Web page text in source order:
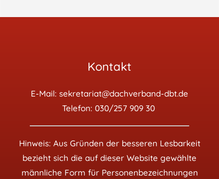
Kontakt
E-Mail: sekretariat@dachverband-dbt.de
Telefon: 030/257 909 30
Hinweis: Aus Gründen der besseren Lesbarkeit
bezieht sich die auf dieser Website gewählte
männliche Form für Personenbezeichnungen